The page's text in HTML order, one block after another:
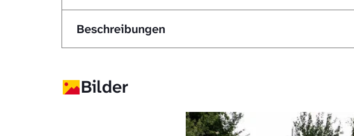
Beschreibungen
Bilder